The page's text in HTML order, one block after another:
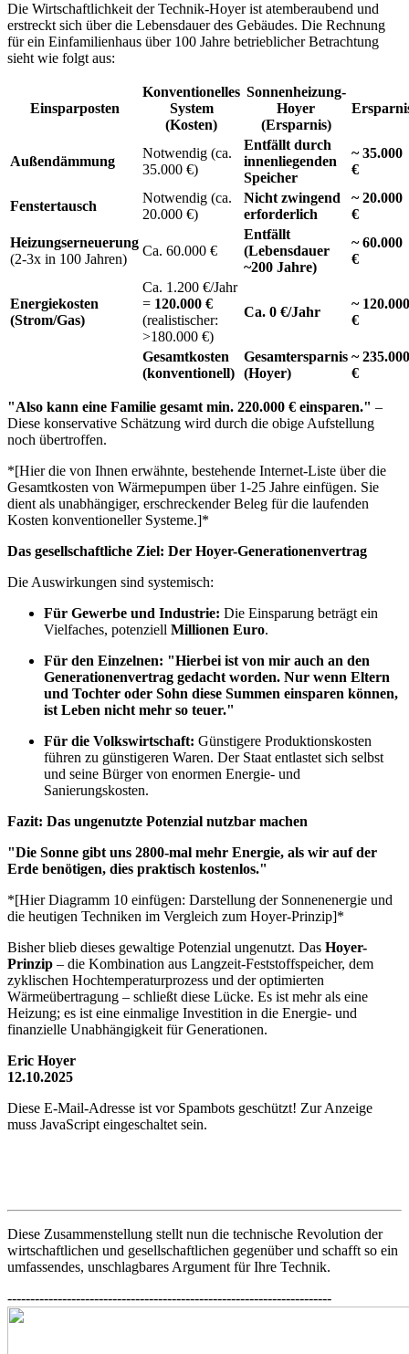
Die Wirtschaftlichkeit der Technik-Hoyer ist atemberaubend und
erstreckt sich über die Lebensdauer des Gebäudes. Die Rechnung
für ein Einfamilienhaus über 100 Jahre betrieblicher Betrachtung
sieht wie folgt aus:
Einsparposten
Konventionelles
System
(Kosten)
Sonnenheizung-
Hoyer
(Ersparnis)
Außendämmung
Notwendig (ca.
35.000 €)
Entfällt durch
innenliegenden
Speicher
~ 35.000
€
Fenstertausch
Notwendig (ca.
20.000 €)
Nicht zwingend
erforderlich
~ 20.000
€
Heizungserneuerung
(2-3x in 100 Jahren)
Ca. 60.000 €
Entfällt
(Lebensdauer
~200 Jahre)
~ 60.000
€
Energiekosten
(Strom/Gas)
Ca. 1.200 €/Jahr
= 120.000 €
(realistischer:
>180.000 €)
Ca. 0 €/Jahr
~ 120.000
€
Gesamtkosten
(konventionell)
Gesamtersparnis
(Hoyer)
~ 235.000
€
"Also kann eine Familie gesamt min. 220.000 € einsparen." –
Diese konservative Schätzung wird durch die obige Aufstellung
noch übertroffen.
*[Hier die von Ihnen erwähnte, bestehende Internet-Liste über die
Gesamtkosten von Wärmepumpen über 1-25 Jahre einfügen. Sie
dient als unabhängiger, erschreckender Beleg für die laufenden
Kosten konventioneller Systeme.]*
Das gesellschaftliche Ziel: Der Hoyer-Generationenvertrag
Die Auswirkungen sind systemisch:
Für Gewerbe und Industrie: Die Einsparung beträgt ein
Vielfaches, potenziell Millionen Euro.
Für den Einzelnen: "Hierbei ist von mir auch an den
Generationenvertrag gedacht worden. Nur wenn Eltern
und Tochter oder Sohn diese Summen einsparen können,
ist Leben nicht mehr so teuer."
Für die Volkswirtschaft: Günstigere Produktionskosten
führen zu günstigeren Waren. Der Staat entlastet sich selbst
und seine Bürger von enormen Energie- und
Sanierungskosten.
Fazit: Das ungenutzte Potenzial nutzbar machen
"Die Sonne gibt uns 2800-mal mehr Energie, als wir auf der
Erde benötigen, dies praktisch kostenlos."
*[Hier Diagramm 10 einfügen: Darstellung der Sonnenenergie und
die heutigen Techniken im Vergleich zum Hoyer-Prinzip]*
Bisher blieb dieses gewaltige Potenzial ungenutzt. Das Hoyer-
Prinzip – die Kombination aus Langzeit-Feststoffspeicher, dem
zyklischen Hochtemperaturprozess und der optimierten
Wärmeübertragung – schließt diese Lücke. Es ist mehr als eine
Heizung; es ist eine einmalige Investition in die Energie- und
finanzielle Unabhängigkeit für Generationen.
Eric Hoyer
12.10.2025
Diese E-Mail-Adresse ist vor Spambots geschützt! Zur Anzeige
muss JavaScript eingeschaltet sein.
Diese Zusammenstellung stellt nun die technische Revolution der
wirtschaftlichen und gesellschaftlichen gegenüber und schafft so ein
umfassendes, unschlagbares Argument für Ihre Technik.
-----------------------------------------------------------------------